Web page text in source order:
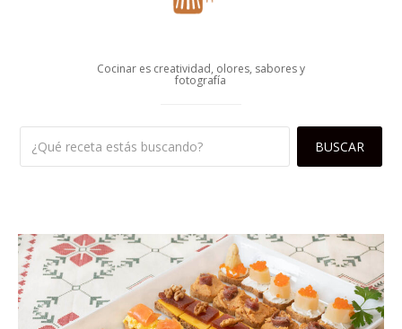
Cocinar es creatividad, olores, sabores y
fotografía